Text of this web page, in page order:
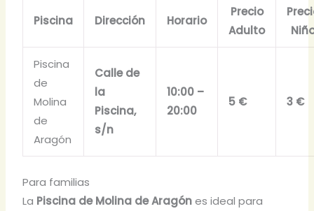
Piscina Dirección Horario
Precio
Adulto
Piscina
de
Molina
de
Aragón
Calle de
la
Piscina,
s/n
10:00 –
20:00
5 € 3 €
Para familias
La Piscina de Molina de Aragónes ideal para